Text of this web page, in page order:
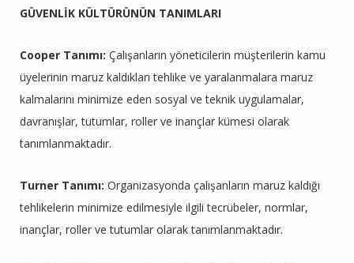
GÜVENLİK KÜLTÜRÜNÜN TANIMLARI
Cooper Tanımı: Çalışanların yöneticilerin müşterilerin kamu
üyelerinin maruz kaldıkları tehlike ve yaralanmalara maruz
kalmalarını minimize eden sosyal ve teknik uygulamalar,
davranışlar, tutumlar, roller ve inançlar kümesi olarak
tanımlanmaktadır.
Turner Tanımı: Organizasyonda çalışanların maruz kaldığı
tehlikelerin minimize edilmesiyle ilgili tecrübeler, normlar,
inançlar, roller ve tutumlar olarak tanımlanmaktadır.